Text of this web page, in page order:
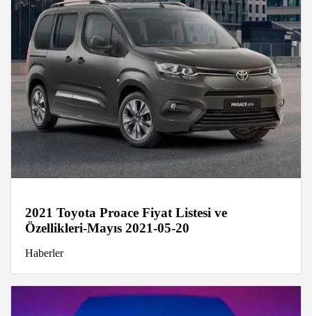
2021 Toyota Proace Fiyat Listesi ve
Özellikleri-Mayıs 2021-05-20
Haberler